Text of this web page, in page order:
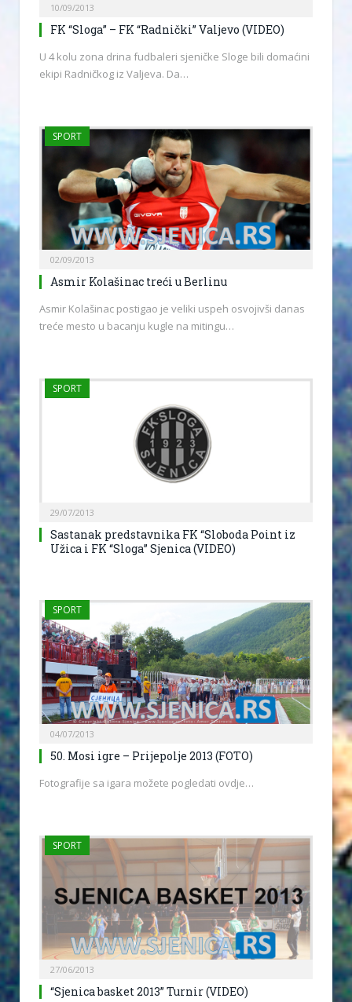
10/09/2013
FK “Sloga” – FK “Radnički” Valjevo (VIDEO)
U 4 kolu zona drina fudbaleri sjeničke Sloge bili domaćini
ekipi Radničkog iz Valjeva. Da…
SPORT
02/09/2013
Asmir Kolašinac treći u Berlinu
Asmir Kolašinac postigao je veliki uspeh osvojivši danas
treće mesto u bacanju kugle na mitingu…
SPORT
29/07/2013
Sastanak predstavnika FK “Sloboda Point iz
Užica i FK “Sloga” Sjenica (VIDEO)
SPORT
04/07/2013
50. Mosi igre – Prijepolje 2013 (FOTO)
Fotografije sa igara možete pogledati ovdje…
SPORT
27/06/2013
“Sjenica basket 2013” Turnir (VIDEO)